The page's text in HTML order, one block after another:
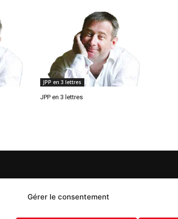
Gérer le consentement
JPP en 3 lettres
JPP en 3 lettres